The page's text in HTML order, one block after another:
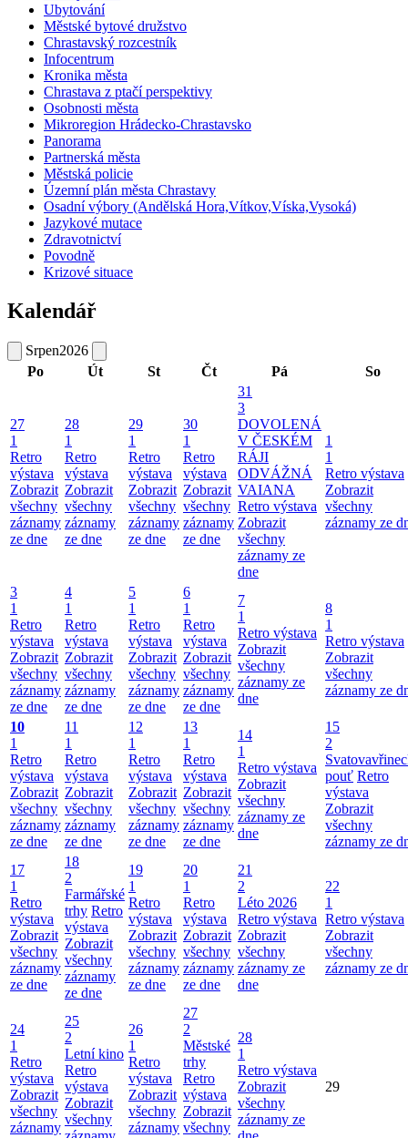
Ubytování
Městské bytové družstvo
Chrastavský rozcestník
Infocentrum
Kronika města
Chrastava z ptačí perspektivy
Osobnosti města
Mikroregion Hrádecko-Chrastavsko
Panorama
Partnerská města
Městská policie
Územní plán města Chrastavy
Osadní výbory (Andělská Hora,Vítkov,Víska,Vysoká)
Jazykové mutace
Zdravotnictví
Povodně
Krizové situace
Kalendář
Srpen2026
Po
Út St Čt Pá So
27
1
Retro
výstava
Zobrazit
všechny
záznamy
ze dne
28
1
Retro
výstava
Zobrazit
všechny
záznamy
ze dne
29
1
Retro
výstava
Zobrazit
všechny
záznamy
ze dne
30
1
Retro
výstava
Zobrazit
všechny
záznamy
ze dne
31
3
DOVOLENÁ
V ČESKÉM
RÁJI
ODVÁŽNÁ
VAIANA
Retro výstava
Zobrazit
všechny
záznamy ze
dne
1
1
Retro výstava
Zobrazit
všechny
záznamy ze
3
1
Retro
výstava
Zobrazit
všechny
záznamy
ze dne
4
1
Retro
výstava
Zobrazit
všechny
záznamy
ze dne
5
1
Retro
výstava
Zobrazit
všechny
záznamy
ze dne
6
1
Retro
výstava
Zobrazit
všechny
záznamy
ze dne
7
1
Retro výstava
Zobrazit
všechny
záznamy ze
dne
8
1
Retro výstava
Zobrazit
všechny
záznamy ze
10
1
Retro
výstava
Zobrazit
všechny
záznamy
ze dne
11
1
Retro
výstava
Zobrazit
všechny
záznamy
ze dne
12
1
Retro
výstava
Zobrazit
všechny
záznamy
ze dne
13
1
Retro
výstava
Zobrazit
všechny
záznamy
ze dne
14
1
Retro výstava
Zobrazit
všechny
záznamy ze
dne
15
2
pouť Retro
výstava
Zobrazit
všechny
záznamy ze
17
1
Retro
výstava
Zobrazit
všechny
záznamy
ze dne
18
2
Farmářské
trhy Retro
výstava
Zobrazit
všechny
záznamy
ze dne
19
1
Retro
výstava
Zobrazit
všechny
záznamy
ze dne
20
1
Retro
výstava
Zobrazit
všechny
záznamy
ze dne
21
2
Léto 2026
Retro výstava
Zobrazit
všechny
záznamy ze
dne
22
1
Retro výstava
Zobrazit
všechny
záznamy ze
24
1
Retro
výstava
Zobrazit
všechny
záznamy
25
2
Letní kino
Retro
výstava
Zobrazit
všechny
26
1
Retro
výstava
Zobrazit
všechny
záznamy
27
2
Městské
trhy
Retro
výstava
Zobrazit
všechny
28
1
Retro výstava
Zobrazit
všechny
záznamy ze
29